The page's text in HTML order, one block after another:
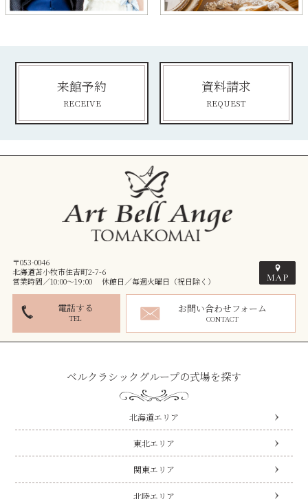
来館予約
RECEIVE
資料請求
REQUEST
〒053-0046
北海道苫小牧市住吉町2-7-6
営業時間／10:00～19:00 休館日／毎週火曜日（祝日除く）
電話する
TEL
お問い合わせフォーム
CONTACT
ベルクラシックグループの式場を探す
北海道エリア
東北エリア
関東エリア
北陸エリア